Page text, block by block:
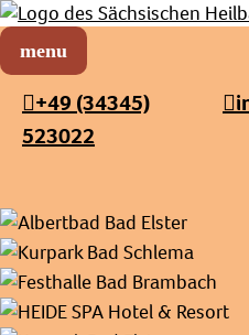
Sächsischer
+49 (34345)
523022